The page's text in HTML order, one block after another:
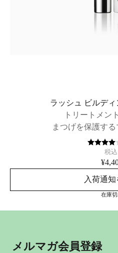
ラッシュ ビルデ
トリートメン
まつげを保護する
税込
入荷通
在庫
メルマガ会員登録